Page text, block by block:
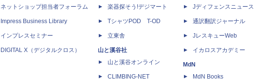
ネットショップ担当者フォーラム
Impress Business Library
インプレスセミナー
DIGITAL X（デジタルクロス）
楽器探そう!デジマート
TシャツPOD T-OD
立東舎
山と溪谷社
山と溪谷オンライン
CLIMBING-NET
Jディフェンスニュース
通訳翻訳ジャーナル
JレスキューWeb
イカロスアカデミー
MdN
MdN Books